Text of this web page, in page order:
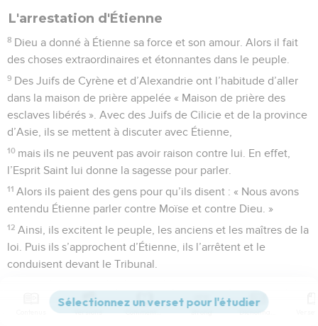
L'arrestation d'Étienne
8 Dieu a donné à Étienne sa force et son amour. Alors il fait
des choses extraordinaires et étonnantes dans le peuple.
9 Des Juifs de Cyrène et d’Alexandrie ont l’habitude d’aller
dans la maison de prière appelée « Maison de prière des
esclaves libérés ». Avec des Juifs de Cilicie et de la province
d’Asie, ils se mettent à discuter avec Étienne,
10 mais ils ne peuvent pas avoir raison contre lui. En effet,
l’Esprit Saint lui donne la sagesse pour parler.
11 Alors ils paient des gens pour qu’ils disent : « Nous avons
entendu Étienne parler contre Moïse et contre Dieu. »
12 Ainsi, ils excitent le peuple, les anciens et les maîtres de la
loi. Puis ils s’approchent d’Étienne, ils l’arrêtent et le
conduisent devant le Tribunal.
homme parle sans arrêt contre le saint temple et contre la loi
Versions Commentaires Strong